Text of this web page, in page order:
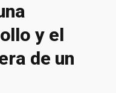
y el
de un